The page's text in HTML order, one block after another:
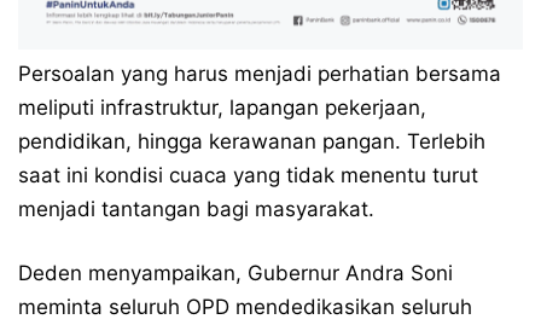
Persoalan yang harus menjadi perhatian bersama
meliputi infrastruktur, lapangan pekerjaan,
pendidikan, hingga kerawanan pangan. Terlebih
saat ini kondisi cuaca yang tidak menentu turut
menjadi tantangan bagi masyarakat.
Deden menyampaikan, Gubernur Andra Soni
meminta seluruh OPD mendedikasikan seluruh